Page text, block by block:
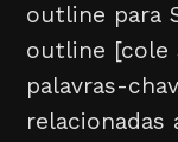
outline para
outline [cole
palavras-